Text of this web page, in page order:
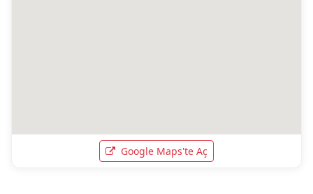
Google Maps'te Aç